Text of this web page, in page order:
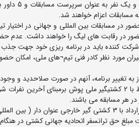
مسابقات اعزام خواهند شد.
در مسابقات بین المللی و جهانی در
در رقابت های لیگ را خواهند داشت. عدم
کننده باید در برنامه ریزی خود جهت
مورد نظر کادر فنی تیم¬های ملی، امکان
حق ترانسفر اتحادیه جهانی کشتی در